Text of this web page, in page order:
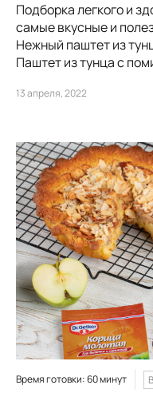
Подборка легкого и
самые вкусные и
Нежный паштет из
Паштет из тунца с
13 апреля, 2022
Время готовки: 60 минут